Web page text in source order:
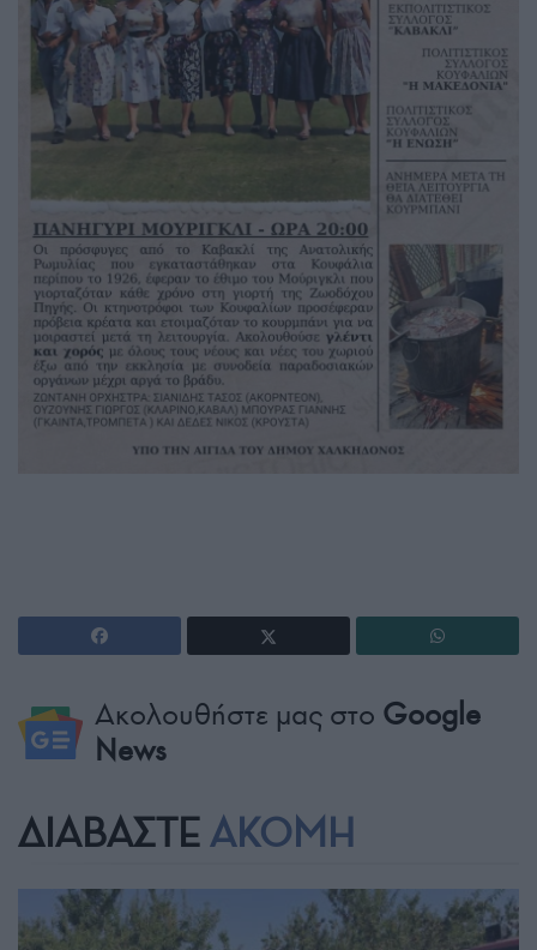
Ακολουθήστε μας στο Google
News
ΔΙΑΒΑΣΤΕ ΑΚΟΜΗ